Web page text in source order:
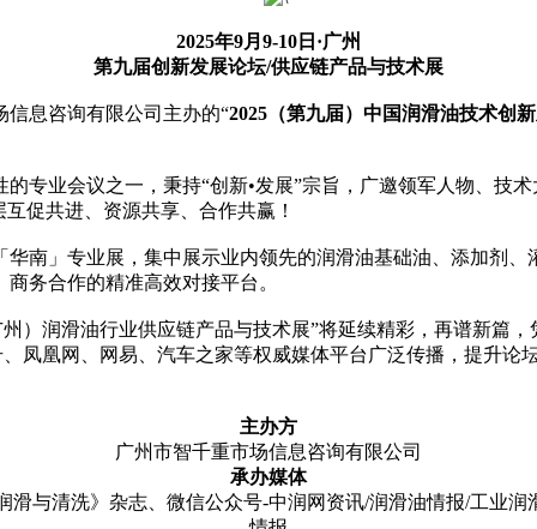
2025年9月9-10日·广州
第九届创新发展论坛/供应链产品与技术展
息咨询有限公司主办的“2025（第九届）中国润滑油技术创
的专业会议之一，秉持“创新•发展”宗旨，广邀领军人物、技
促共进、资源共享、合作共赢！
华南」专业展，集中展示业内领先的润滑油基础油、添加剂
务合作的精准高效对接平台。
）润滑油行业供应链产品与技术展”将延续精彩，再谱新篇
凤凰网、网易、汽车之家等权威媒体平台广泛传播，提升
主办方
广州市智千重市场信息咨询有限公司
承办媒体
与清洗》杂志、微信公众号-中润网资讯/润滑油情报/工业